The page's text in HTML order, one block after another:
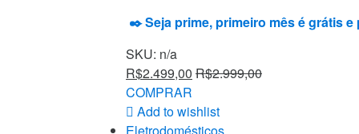
✒️ Seja prime, primeiro mês é grátis
SKU: n/a
R$2.499,00 R$2.999,00
COMPRAR
Add to wishlist
Eletrodomésticos